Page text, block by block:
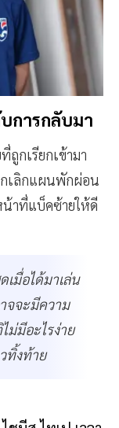
การกลับมา
ถูกเรียกเข้ามา
กเลิกแผนพักผ่อน
น้าที่แบ็คซ้ายให้ดี
มื่อได้มาเล่น
จจะมีความ
ม่มีอะไรง่าย
ทิ้งท้าย